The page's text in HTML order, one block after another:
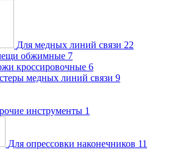
Для медных линий связи 22
обжимные 7
кроссировочные 6
медных линий связи 9
инструменты 1
Для опрессовки наконечников 11